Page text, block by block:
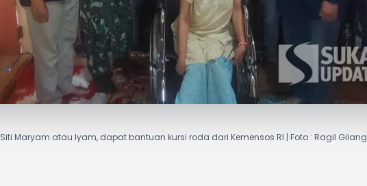
Siti Maryam atau Iyam, dapat bantuan kursi roda dari Kemensos RI | Foto : Ragil Gilang